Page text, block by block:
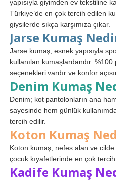
yapısıyla giyimden ev tekstiline
Türkiye’de en çok tercih edilen
giysilerde sıkça karşımıza çıkar.
Jarse Kumaş
Jarse kumaş, esnek yapısıyla
kullanılan kumaşlardandır. %100
seçenekleri vardır ve konfor
Denim Kumaş
Denim; kot pantolonların ana
sayesinde hem günlük
tercih edilir.
Koton Kumaş
Koton kumaş, nefes alan ve cilde
çocuk kıyafetlerinde en çok
Kadife Kumaş